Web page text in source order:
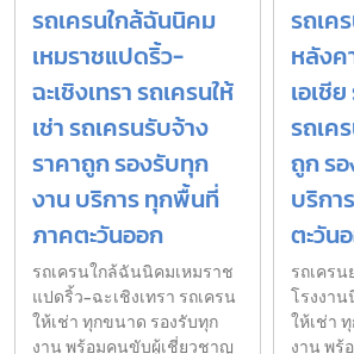
รถเครนใกล้ฉันนิคม
เหมราชแปดริ้ว-
ฉะเชิงเทรา รถเครนให้
เช่า รถเครนรับจ้าง
ราคาถูก รองรับทุก
งาน บริการ ทุกพื้นที่
ภาคตะวันออก
รถเครนใกล้ฉันนิคมเหมราช
แปดริ้ว-ฉะเชิงเทรา รถเครน
ให้เช่า ทุกขนาด รองรับทุก
งาน พร้อมคนขับผู้เชี่ยวชาญ
รถเค
หลังค
เอเชี
รถเค
ถูก ร
บริกา
ตะวัน
รถเคร
โรงงาน
ให้เช่า
งาน พร้